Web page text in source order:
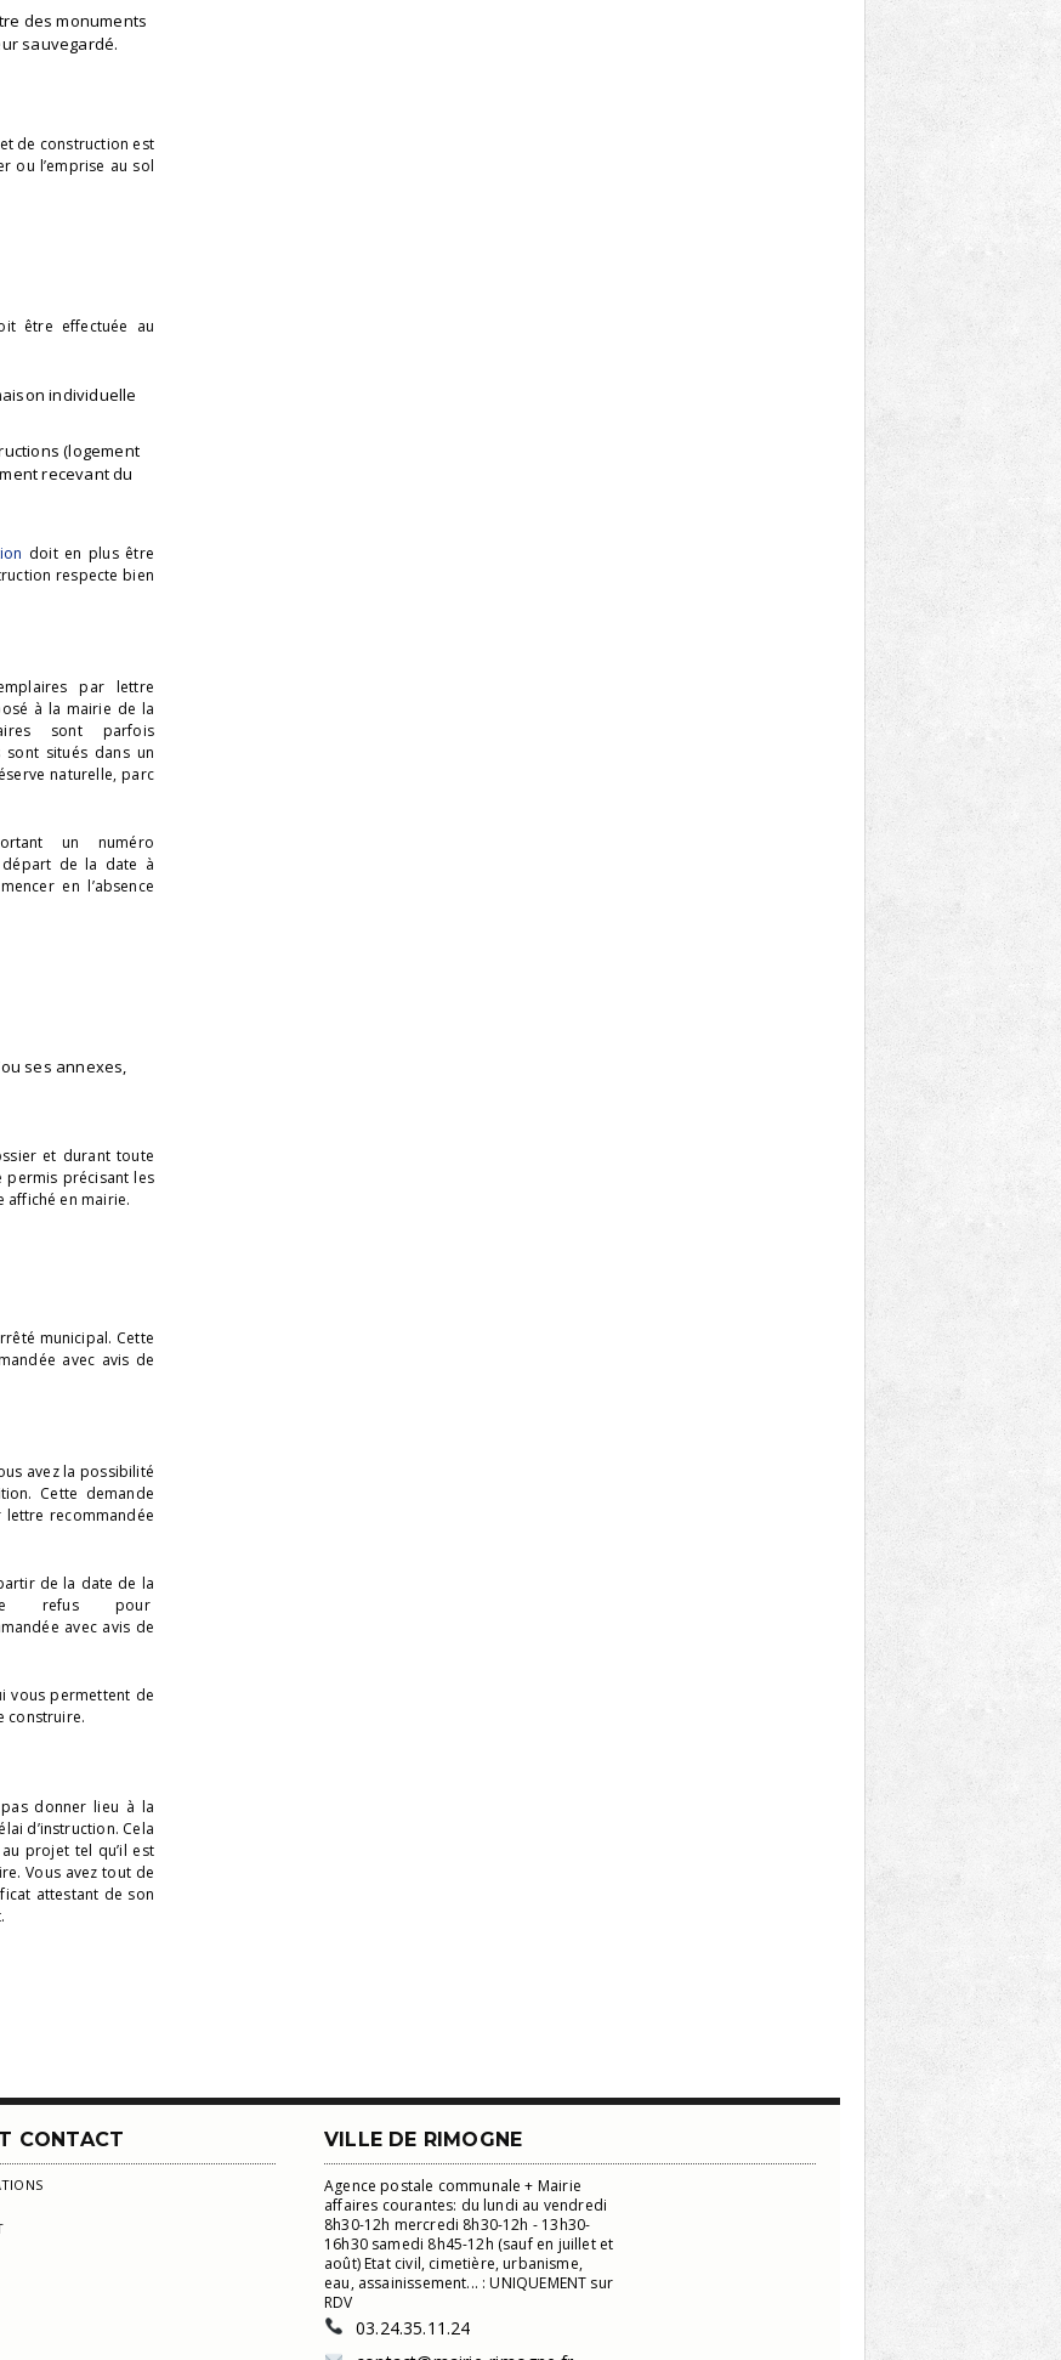
des monuments
sauvegardé.
de construction est
ou l’emprise au sol
être effectuée au
individuelle
(logement
recevant du
doit en plus être
respecte bien
par lettre
à la mairie de la
sont parfois
sont situés dans un
naturelle, parc
un numéro
départ de la date à
en l’absence
ses annexes,
et durant toute
permis précisant les
en mairie.
municipal. Cette
avec avis de
avez la possibilité
Cette demande
lettre recommandée
de la date de la
refus pour
avec avis de
vous permettent de
construire.
donner lieu à la
d’instruction. Cela
projet tel qu’il est
Vous avez tout de
attestant de son
CONTACT VILLE DE RIMOGNE
Agence postale communale + Mairie
affaires courantes: du lundi au vendredi
8h30-12h mercredi 8h30-12h - 13h30-
16h30 samedi 8h45-12h (sauf en juillet et
août) Etat civil, cimetière, urbanisme,
eau, assainissement... : UNIQUEMENT sur
RDV
03.24.35.11.24